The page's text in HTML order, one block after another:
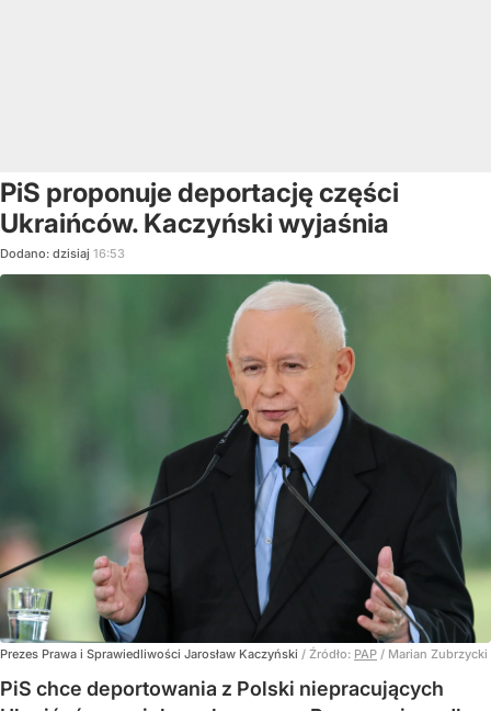
PiS proponuje deportację części
Ukraińców. Kaczyński wyjaśnia
Dodano: dzisiaj 16:53
Prezes Prawa i Sprawiedliwości Jarosław Kaczyński / Źródło: PAP / Marian Zubrzycki
PiS chce deportowania z Polski niepracujących